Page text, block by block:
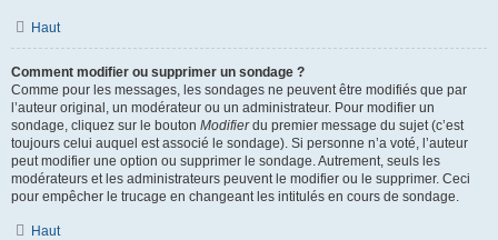
Haut
Comment modifier ou supprimer un sondage ?
Comme pour les messages, les sondages ne peuvent être modifiés que par
l’auteur original, un modérateur ou un administrateur. Pour modifier un
sondage, cliquez sur le bouton Modifierdu premier message du sujet (c’est
toujours celui auquel est associé le sondage). Si personne n’a voté, l’auteur
peut modifier une option ou supprimer le sondage. Autrement, seuls les
modérateurs et les administrateurs peuvent le modifier ou le supprimer. Ceci
pour empêcher le trucage en changeant les intitulés en cours de sondage.
Haut